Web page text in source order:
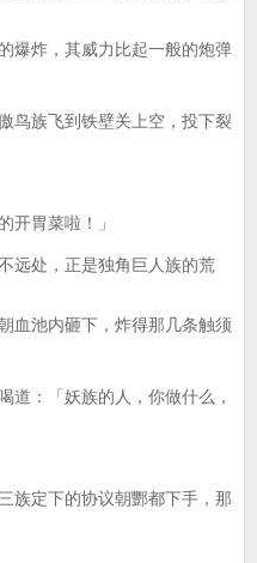
爆炸，其威力比起一般的炮弹
族飞到铁壁关上空，投下裂
胃菜啦！」
处，正是独角巨人族的荒
血池内砸下，炸得那几条触须
：「妖族的人，你做什么，
定下的协议朝酆都下手，那